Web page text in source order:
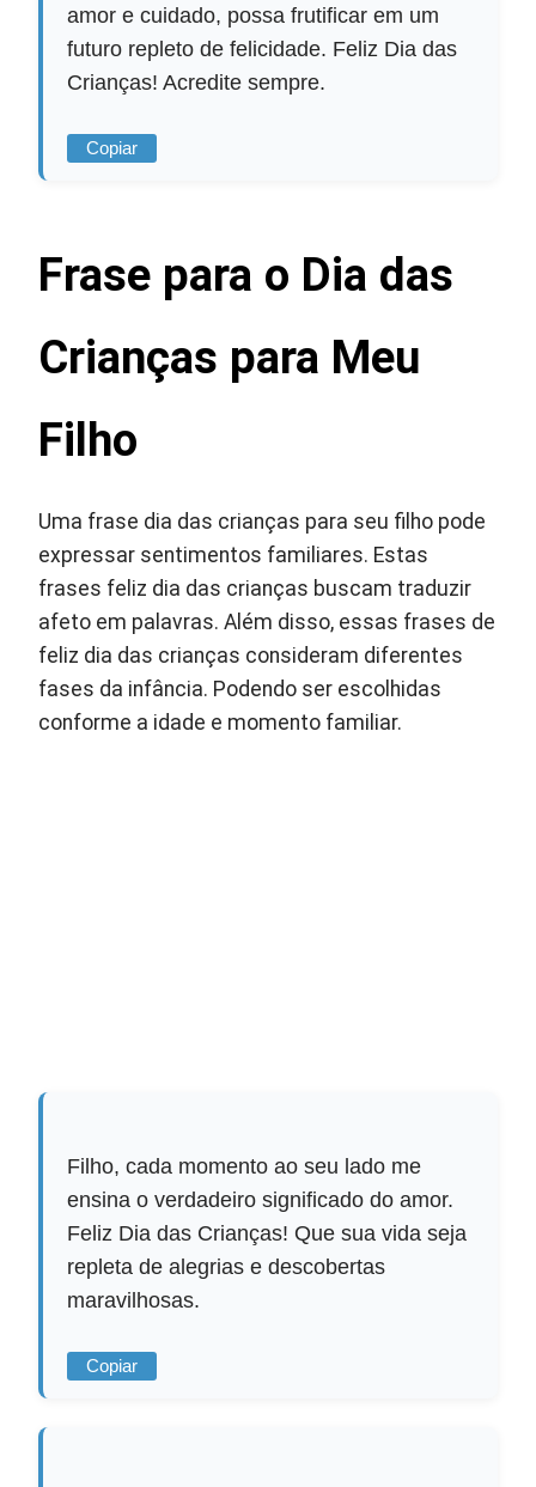
amor e cuidado, possa frutificar em um
futuro repleto de felicidade. Feliz Dia das
Crianças! Acredite sempre.
Copiar
Frase para o Dia das
Crianças para Meu
Filho
Uma frase dia das crianças para seu filho pode
expressar sentimentos familiares. Estas
frases feliz dia das crianças buscam traduzir
afeto em palavras. Além disso, essas frases de
feliz dia das crianças consideram diferentes
fases da infância. Podendo ser escolhidas
conforme a idade e momento familiar.
Filho, cada momento ao seu lado me
ensina o verdadeiro significado do amor.
Feliz Dia das Crianças! Que sua vida seja
repleta de alegrias e descobertas
maravilhosas.
Copiar